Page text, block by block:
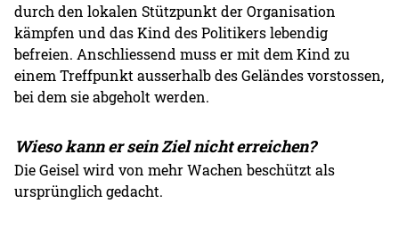
durch den lokalen Stützpunkt der Organisation
kämpfen und das Kind des Politikers lebendig
befreien. Anschliessend muss er mit dem Kind zu
einem Treffpunkt ausserhalb des Geländes vorstossen,
bei dem sie abgeholt werden.
Wieso kann er sein Ziel nicht erreichen?
Die Geisel wird von mehr Wachen beschützt als
ursprünglich gedacht.